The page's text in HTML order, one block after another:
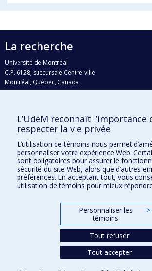
La recherche
Université de Montréal
C.P. 6128, succursale Centre-ville
Montréal, Québec, Canada
H3C 3J7
Qui fait quoi?
Nous trouver
Plan du site
Accessibilité
L’UdeM reconnaît l’importance
respecter la vie privée
L’utilisation de témoins nous permet
personnaliser votre expérience Web.
sont obligatoires pour assurer le
sécurité du site Web, alors que d’autres
préférences. En acceptant tout, vous
utilisation de témoins pour mieux
Personnaliser les
témoins
>
Tout refuser
Tout accepter